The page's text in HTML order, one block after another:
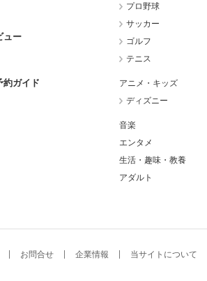
ュー
約ガイド
プロ野球
サッカー
ゴルフ
テニス
アニメ・キッズ
ディズニー
音楽
エンタメ
生活・趣味・教養
アダルト
お問合せ 企業情報 当サイトについて